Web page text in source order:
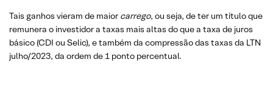
Tais ganhos vieram de maior carrego, ou seja, de ter um título que
remunera o investidor a taxas mais altas do que a taxa de juros
básico (CDI ou Selic), e também da compressão das taxas da LTN
julho/2023, da ordem de 1 ponto percentual.